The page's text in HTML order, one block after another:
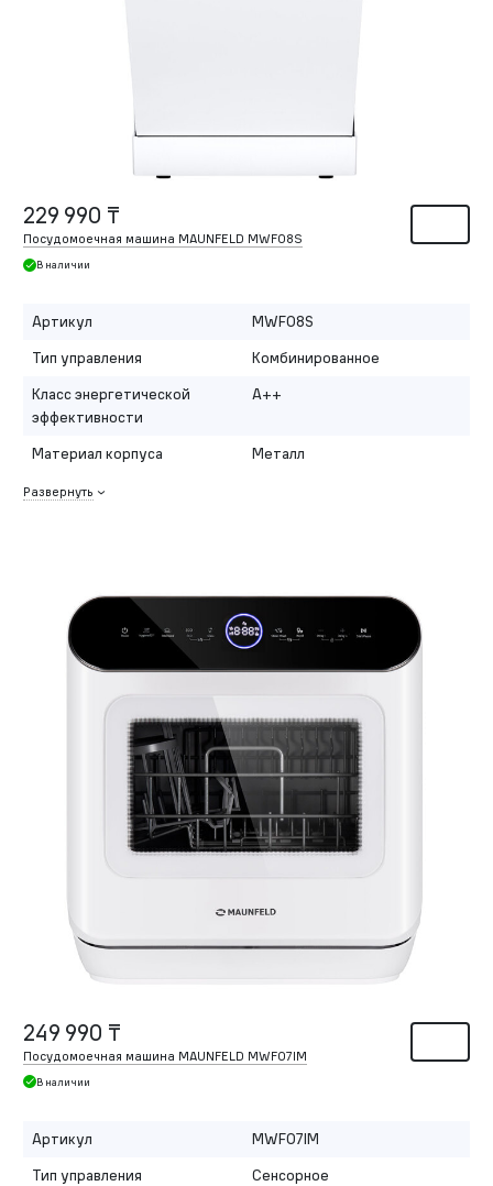
229 990 ₸
Посудомоечная машина MAUNFELD MWF08S
В наличии
Артикул
MWF08S
Тип управления
Комбинированное
Класс энергетической
эффективности
A++
Материал корпуса Металл
Развернуть
249 990 ₸
Посудомоечная машина MAUNFELD MWF07IM
В наличии
Артикул
MWF07IM
Тип управления
Сенсорное